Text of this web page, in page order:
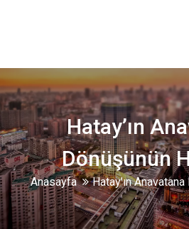
Hatay’ın
Dönüşünün
Anasayfa Hatay’ın